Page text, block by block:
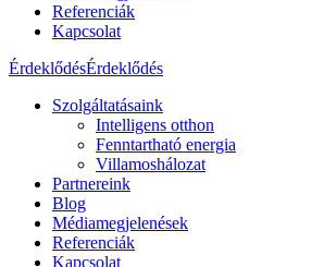
Referenciák
Kapcsolat
ÉrdeklődésÉrdeklődés
Szolgáltatásaink
Intelligens otthon
Fenntartható energia
Villamoshálozat
Partnereink
Blog
Médiamegjelenések
Referenciák
Kapcsolat